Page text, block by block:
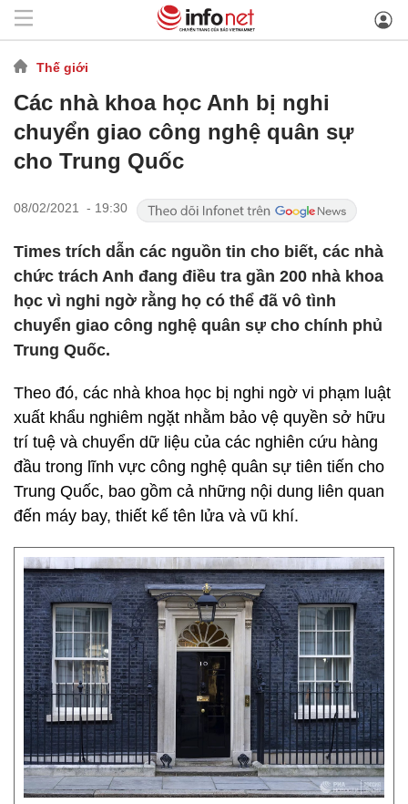
Thế giới
Các nhà khoa học Anh bị nghi
chuyển giao công nghệ quân sự
cho Trung Quốc
08/02/2021 - 19:30
Times trích dẫn các nguồn tin cho biết, các nhà
chức trách Anh đang điều tra gần 200 nhà khoa
học vì nghi ngờ rằng họ có thể đã vô tình
chuyển giao công nghệ quân sự cho chính phủ
Trung Quốc.
Theo đó, các nhà khoa học bị nghi ngờ vi phạm luật
xuất khẩu nghiêm ngặt nhằm bảo vệ quyền sở hữu
trí tuệ và chuyển dữ liệu của các nghiên cứu hàng
đầu trong lĩnh vực công nghệ quân sự tiên tiến cho
Trung Quốc, bao gồm cả những nội dung liên quan
đến máy bay, thiết kế tên lửa và vũ khí.